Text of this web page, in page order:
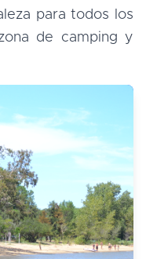
para todos los
de camping y